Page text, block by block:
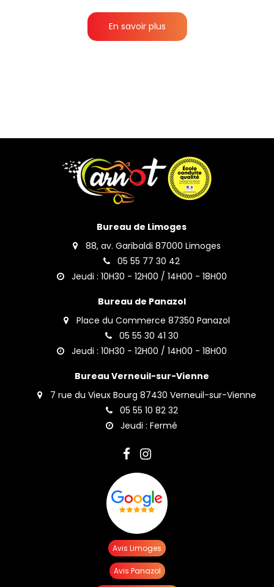
En savoir plus
Bureau de Limoges
88, av. Garibaldi 87000 Limoges
05 55 77 30 42
Jeudi : 10H30 - 12H00 / 14H00 - 18H00
Bureau de Panazol
Place du Commerce 87350 Panazol
05 55 30 41 30
Jeudi : 10H30 - 12H00 / 14H00 - 18H00
Bureau Verneuil-sur-Vienne
7 rue du Vieux Bourg 87430 Verneuil-sur-Vienne
05 55 10 82 32
Jeudi : Fermé
Avis Limoges
Avis Panazol